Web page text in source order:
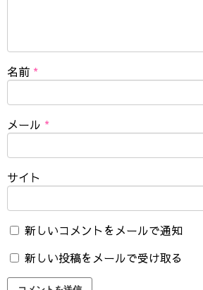
名前 *
メール *
サイト
新しいコメントをメールで通知
新しい投稿をメールで受け取る